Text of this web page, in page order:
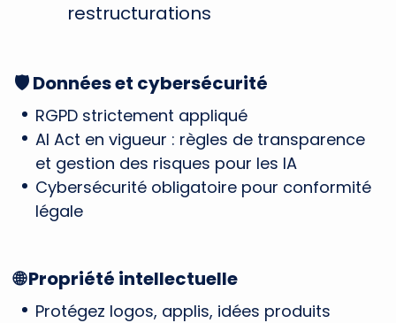
restructurations
🛡️ Données et cybersécurité
RGPD strictement appliqué
AI Act en vigueur : règles de transparence
et gestion des risques pour les IA
Cybersécurité obligatoire pour conformité
légale
🌐 Propriété intellectuelle
Protégez logos, applis, idées produits